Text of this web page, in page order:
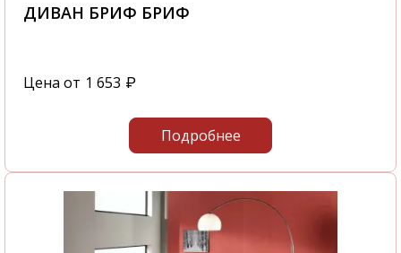
ДИВАН БРИФ БРИФ
Цена от 1 653 ₽
Подробнее